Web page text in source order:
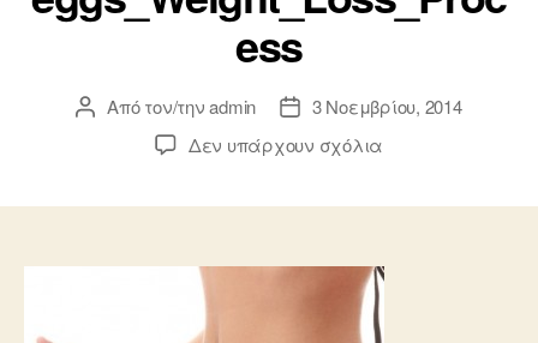
ess
Συντάκτης
Από τον/τηνadmin
Ημ.
δημοσίευσης
3 Νοεμβρίου, 2014
Δεν υπάρχουν σχόλια